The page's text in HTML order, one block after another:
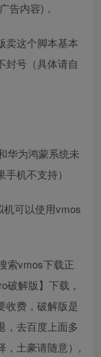
告内容)，
卖这个脚本基本
封号（具体请自
华为鸿蒙系统未
机不支持）
机可以使用vmos
索vmos下载正
破解版】下载，
收费，破解版是
，去百度上面多
，土豪请随意）,